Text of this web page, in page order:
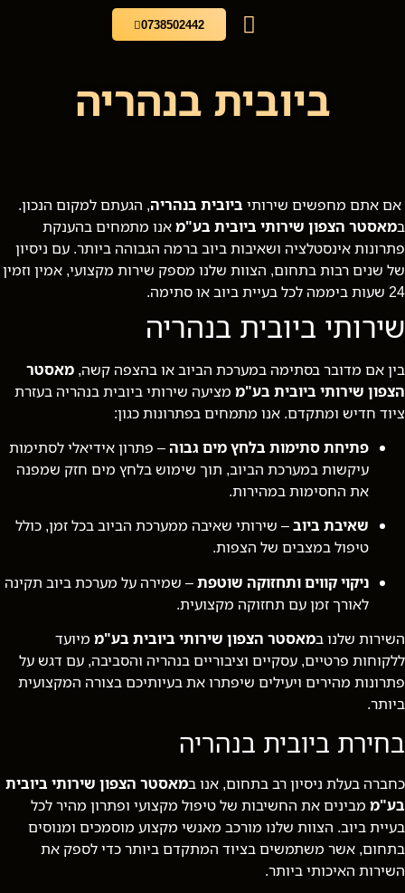
0738502442
ביובית בנהריה
אם אתם מחפשים שירותי ביובית בנהריה, הגעתם למקום הנכון.
במאסטר הצפון שירותי ביובית בע"מאנו מתמחים בהענקת
פתרונות אינסטלציה ושאיבות ביוב ברמה הגבוהה ביותר. עם ניסיון
של שנים רבות בתחום, הצוות שלנו מספק שירות מקצועי, אמין וזמין
24 שעות ביממה לכל בעיית ביוב או סתימה.
שירותי ביובית בנהריה
בין אם מדובר בסתימה במערכת הביוב או בהצפה קשה, מאסטר
הצפון שירותי ביובית בע"מ מציעה שירותי ביובית בנהריה בעזרת
ציוד חדיש ומתקדם. אנו מתמחים בפתרונות כגון:
פתיחת סתימות בלחץ מים גבוה– פתרון אידיאלי לסתימות
עיקשות במערכת הביוב, תוך שימוש בלחץ מים חזק שמפנה
את החסימות במהירות.
שאיבת ביוב– שירותי שאיבה ממערכת הביוב בכל זמן, כולל
טיפול במצבים של הצפות.
ניקוי קווים ותחזוקה שוטפת– שמירה על מערכת ביוב תקינה
לאורך זמן עם תחזוקה מקצועית.
השירות שלנו במאסטר הצפון שירותי ביובית בע"מ מיועד
ללקוחות פרטיים, עסקיים וציבוריים בנהריה והסביבה, עם דגש על
פתרונות מהירים ויעילים שיפתרו את בעיותיכם בצורה המקצועית
ביותר.
בחירת ביובית בנהריה
כחברה בעלת ניסיון רב בתחום, אנו במאסטר הצפון שירותי ביובית
בע"מ מבינים את החשיבות של טיפול מקצועי ופתרון מהיר לכל
בעיית ביוב. הצוות שלנו מורכב מאנשי מקצוע מוסמכים ומנוסים
בתחום, אשר משתמשים בציוד המתקדם ביותר כדי לספק את
השירות האיכותי ביותר.